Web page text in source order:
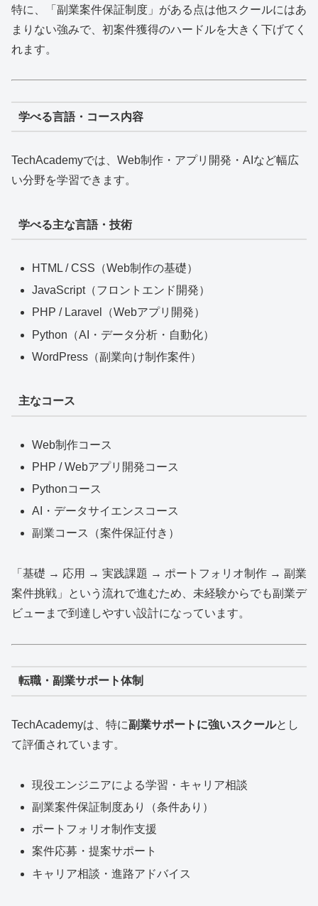
特に、「副業案件保証制度」がある点は他スクールにはあ
まりない強みで、初案件獲得のハードルを大きく下げてく
れます。
学べる言語・コース内容
TechAcademyでは、Web制作・アプリ開発・AIなど幅広
い分野を学習できます。
学べる主な言語・技術
HTML / CSS（Web制作の基礎）
JavaScript（フロントエンド開発）
PHP / Laravel（Webアプリ開発）
Python（AI・データ分析・自動化）
WordPress（副業向け制作案件）
主なコース
Web制作コース
PHP / Webアプリ開発コース
Pythonコース
AI・データサイエンスコース
副業コース（案件保証付き）
「基礎 → 応用 → 実践課題 → ポートフォリオ制作 → 副業
案件挑戦」という流れで進むため、未経験からでも副業デ
ビューまで到達しやすい設計になっています。
転職・副業サポート体制
TechAcademyは、特に副業サポートに強いスクールとし
て評価されています。
現役エンジニアによる学習・キャリア相談
副業案件保証制度あり（条件あり）
ポートフォリオ制作支援
案件応募・提案サポート
キャリア相談・進路アドバイス